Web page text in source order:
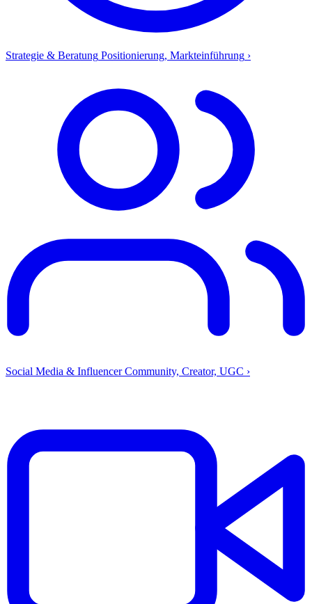
Strategie & Beratung Positionierung, Markteinführung ›
Social Media & Influencer Community, Creator, UGC ›